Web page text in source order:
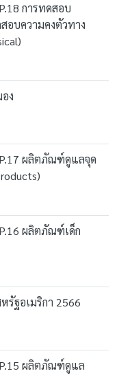
การทดสอบ
อบความคงตัวทาง
ง
ผลิตภัณฑ์ดูแลจุด
ผลิตภัณฑ์เด็ก
รัฐอเมริกา 2566
ผลิตภัณฑ์ดูแล